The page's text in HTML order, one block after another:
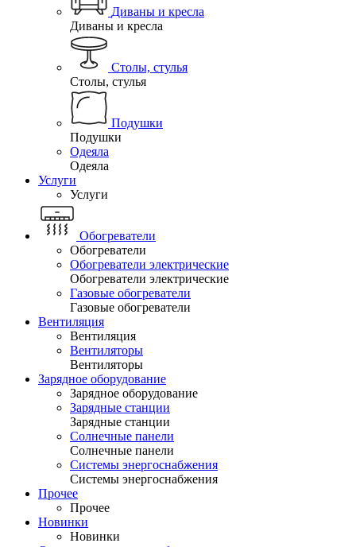
Диваны и кресла
Диваны и кресла
Столы, стулья
Столы, стулья
Подушки
Подушки
Одеяла
Одеяла
Услуги
Услуги
Обогреватели
Обогреватели
Обогреватели электрические
Обогреватели электрические
Газовые обогреватели
Газовые обогреватели
Вентиляция
Вентиляция
Вентиляторы
Вентиляторы
Зарядное оборудование
Зарядное оборудование
Зарядные станции
Зарядные станции
Солнечные панели
Солнечные панели
Системы энергоснабжения
Системы энергоснабжения
Прочее
Прочее
Новинки
Новинки